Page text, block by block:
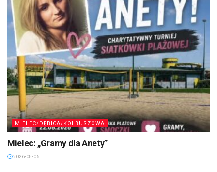
MIELEC/DĘBICA/KOLBUSZOWA
Mielec: „Gramy dla Anety”
2026-08-06